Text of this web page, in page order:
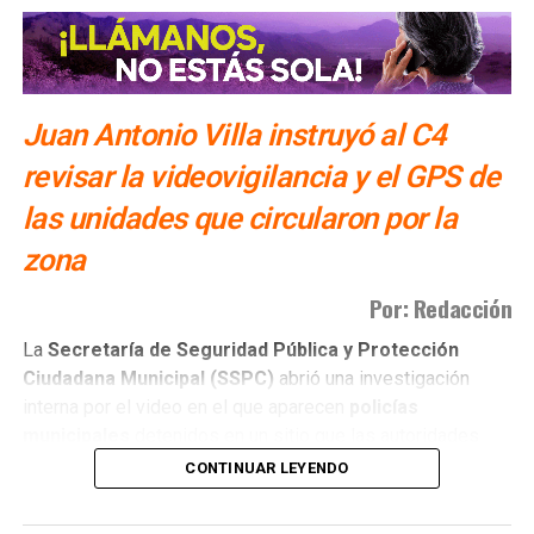
Juan Antonio Villa instruyó al C4
revisar la videovigilancia y el GPS de
las unidades que circularon por la
zona
Por: Redacción
La Secretaría de Seguridad Pública y Protección
Ciudadana Municipal (SSPC) abrió una investigación
tienen identificado comopunto de venta de drogas
CONTINUAR LEYENDO